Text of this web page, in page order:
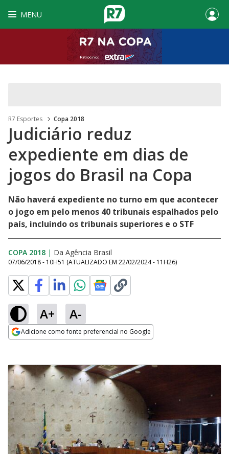
MENU
R7 Esportes Copa 2018
Judiciário reduz
expediente em dias de
jogos do Brasil na Copa
Não haverá expediente no turno em que acontecer
o jogo em pelo menos 40 tribunais espalhados pelo
país, incluindo os tribunais superiores e o STF
COPA 2018 | Da Agência Brasil
07/06/2018 - 10H51 (ATUALIZADO EM 22/02/2024 - 11H26)
A+ A-
Adicione como fonte preferencial no Google